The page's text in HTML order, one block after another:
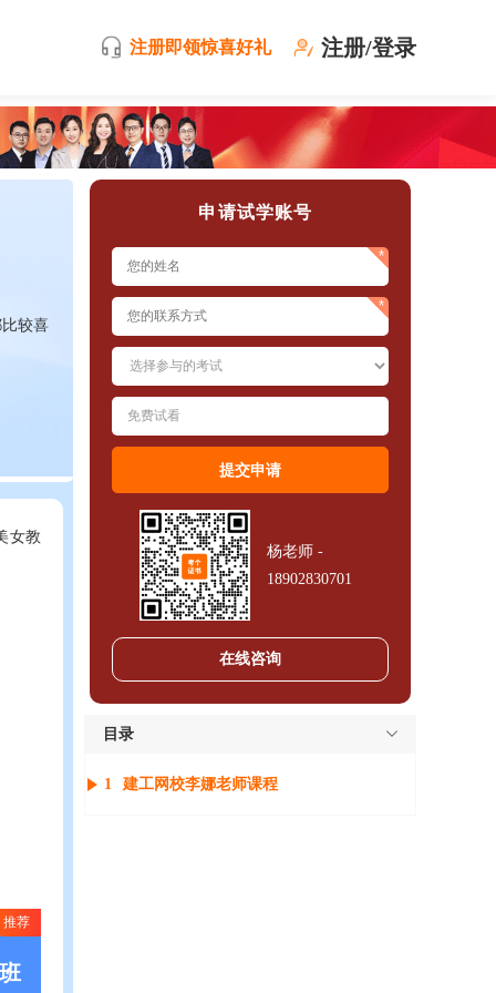
注册即领惊喜好礼 注册/登录
较喜
女教
推荐
申请试学账号
杨老师 -
18902830701
在线咨询
目录
1 建工网校李娜老师课程